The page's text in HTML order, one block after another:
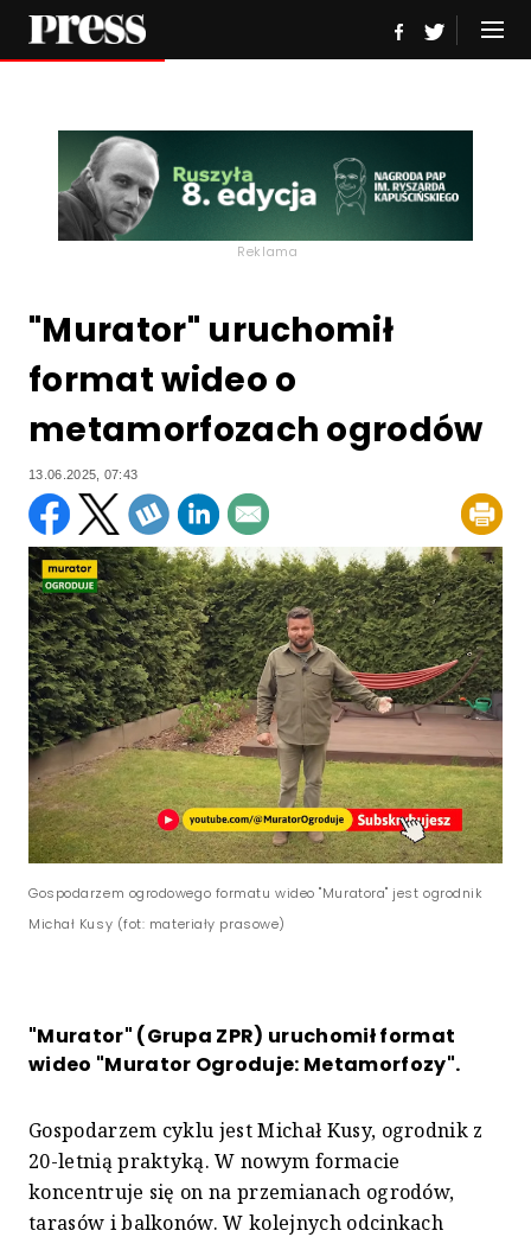
Reklama
"Murator" uruchomił
format wideo o
metamorfozach ogrodów
13.06.2025, 07:43
Gospodarzem ogrodowego formatu wideo "Muratora" jest ogrodnik
Michał Kusy (fot: materiały prasowe)
"Murator" (Grupa ZPR) uruchomił format
wideo "Murator Ogroduje: Metamorfozy".
Gospodarzem cyklu jest Michał Kusy, ogrodnik z
20-letnią praktyką. W nowym formacie
koncentruje się on na przemianach ogrodów,
tarasów i balkonów. W kolejnych odcinkach